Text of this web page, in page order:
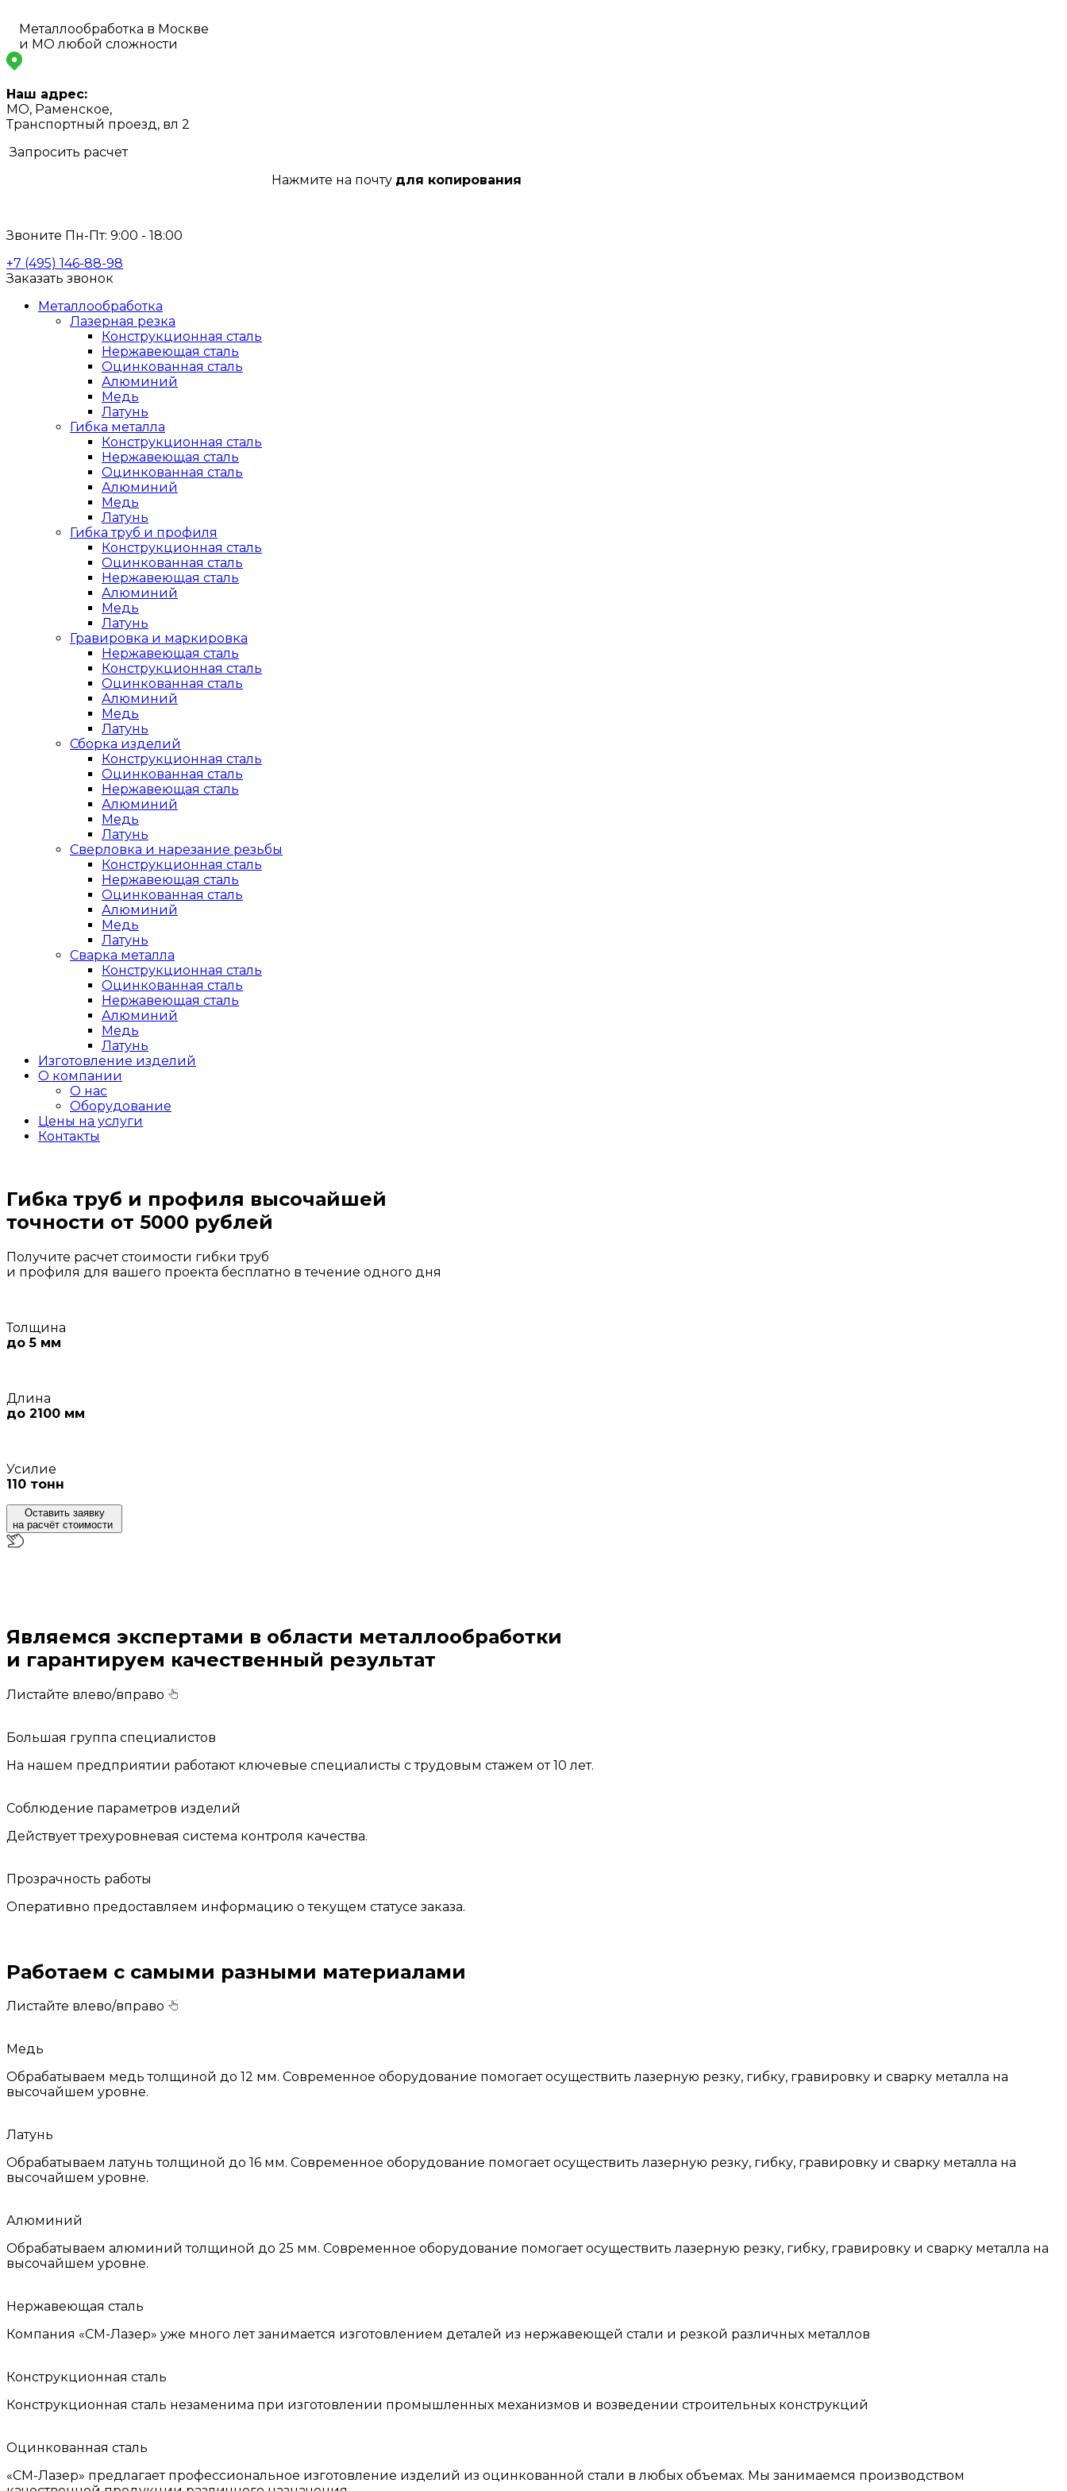
Металлообработка в Москве
и МО любой сложности
Наш адрес:
МО, Раменское,
Транспортный проезд, вл 2
Запросить расчет
Нажмите на почту для копирования
Звоните Пн-Пт: 9:00 - 18:00
+7 (495) 146-88-98
Заказать звонок
Металлообработка
Лазерная резка
Конструкционная сталь
Нержавеющая сталь
Оцинкованная сталь
Алюминий
Медь
Латунь
Гибка металла
Конструкционная сталь
Нержавеющая сталь
Оцинкованная сталь
Алюминий
Медь
Латунь
Гибка труб и профиля
Конструкционная сталь
Оцинкованная сталь
Нержавеющая сталь
Алюминий
Медь
Латунь
Гравировка и маркировка
Нержавеющая сталь
Конструкционная сталь
Оцинкованная сталь
Алюминий
Медь
Латунь
Сборка изделий
Конструкционная сталь
Оцинкованная сталь
Нержавеющая сталь
Алюминий
Медь
Латунь
Сверловка и нарезание резьбы
Конструкционная сталь
Нержавеющая сталь
Оцинкованная сталь
Алюминий
Медь
Латунь
Сварка металла
Конструкционная сталь
Оцинкованная сталь
Нержавеющая сталь
Алюминий
Медь
Латунь
Изготовление изделий
О компании
О нас
Оборудование
Цены на услуги
Контакты
Гибка труб и профиля высочайшей
точности от 5000 рублей
Получите расчет стоимости гибки труб
и профиля для вашего проекта бесплатно в течение одного дня
Толщина
до 5 мм
Длина
до 2100 мм
Усилие
110 тонн
Оставить заявку
на расчёт стоимости
Являемся экспертами в области металлообработки
и гарантируем качественный результат
Листайте влево/вправо
Большая группа специалистов
На нашем предприятии работают ключевые специалисты с трудовым стажем от 10 лет.
Соблюдение параметров изделий
Действует трехуровневая система контроля качества.
Прозрачность работы
Оперативно предоставляем информацию о текущем статусе заказа.
Работаем с самыми разными материалами
Листайте влево/вправо
Медь
Обрабатываем медь толщиной до 12 мм. Современное оборудование помогает осуществить лазерную резку, гибку, гравировку и сварку металла на
высочайшем уровне.
Латунь
Обрабатываем латунь толщиной до 16 мм. Современное оборудование помогает осуществить лазерную резку, гибку, гравировку и сварку металла на
высочайшем уровне.
Алюминий
Обрабатываем алюминий толщиной до 25 мм. Современное оборудование помогает осуществить лазерную резку, гибку, гравировку и сварку металла на
высочайшем уровне.
Нержавеющая сталь
Компания «СМ-Лазер» уже много лет занимается изготовлением деталей из нержавеющей стали и резкой различных металлов
Конструкционная сталь
Конструкционная сталь незаменима при изготовлении промышленных механизмов и возведении строительных конструкций
Оцинкованная сталь
«СМ-Лазер» предлагает профессиональное изготовление изделий из оцинкованной стали в любых объемах. Мы занимаемся производством